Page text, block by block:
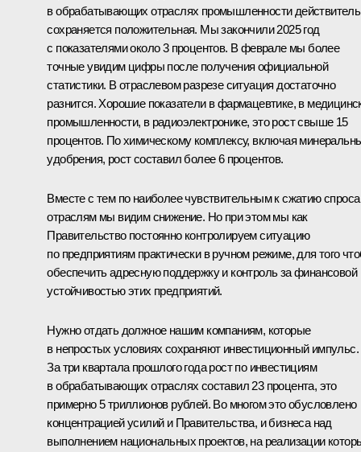
в обрабатывающих отраслях промышленности
сохраняется положительная. Мы закончили 2025 год
с показателями около 3 процентов. В феврале мы более
точные увидим цифры после получения официальной
статистики. В отраслевом разрезе ситуация достаточно
разнится. Хорошие показатели в фармацевтике, в
промышленности, в радиоэлектронике, это рост свыше 15
процентов. По химическому комплексу, включая
удобрения, рост составил более 6 процентов.
Вместе с тем по наиболее чувствительным к сжатию спроса
отраслям мы видим снижение. Но при этом мы как
Правительство постоянно контролируем ситуацию
по предприятиям практически в ручном режиме, для того
обеспечить адресную поддержку и контроль за финансовой
устойчивостью этих предприятий.
Нужно отдать должное нашим компаниям, которые
в непростых условиях сохраняют инвестиционный импульс.
За три квартала прошлого года рост по инвестициям
в обрабатывающих отраслях составил 23 процента, это
примерно 5 триллионов рублей. Во многом это обусловлено
концентрацией усилий и Правительства, и бизнеса над
выполнением национальных проектов, на реализации